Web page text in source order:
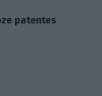
patentes